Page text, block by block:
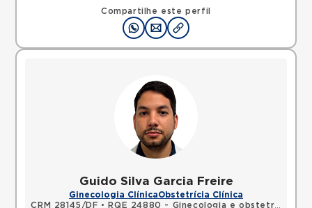
Compartilhe este perfil
Guido Silva Garcia Freire
Ginecologia ClínicaObstetrícia Clínica
CRM 28145/DF • RQE 24880 - Ginecologia e obstetrícia